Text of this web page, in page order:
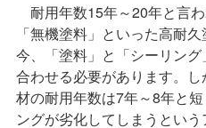
耐用年数15年～20年と言わ
「無機塗料」といった高耐
今、「塗料」と「シーリン
合わせる必要があります。
材の耐用年数は7年～8年と
ングが劣化してしまうとい